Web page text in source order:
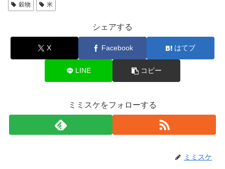
穀物
米
シェアする
X Facebook はてブ
LINE コピー
ミミスケをフォローする
ミミスケ